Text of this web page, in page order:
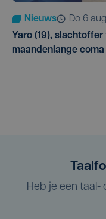
Nieuws
do 6
Yaro (19),
maandenlange
Heb je een taal-